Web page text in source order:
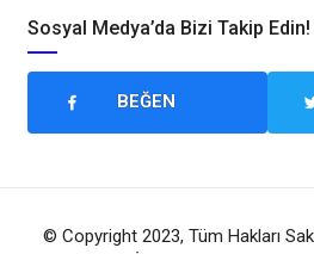
Sosyal Medya’da Bizi Takip Edin!
BEĞEN
© Copyright 2023, Tüm Hakları